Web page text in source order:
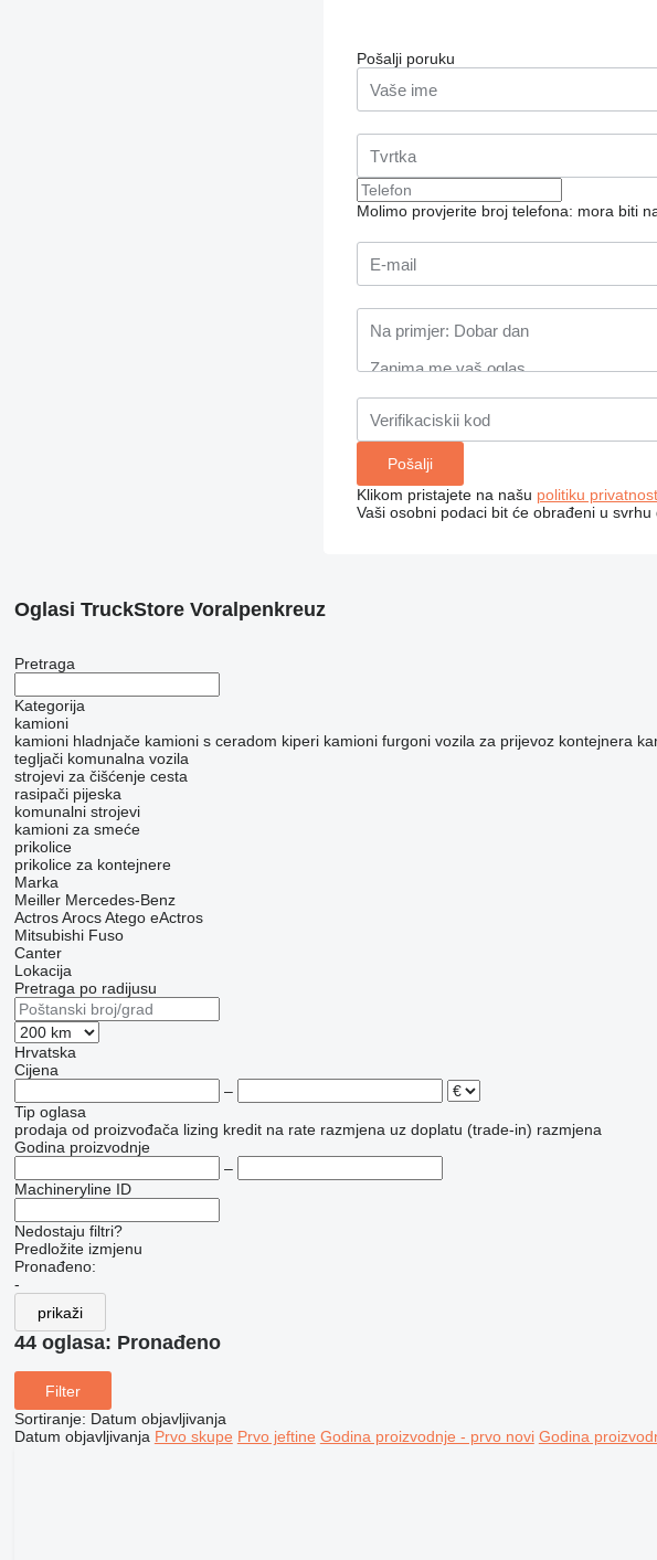
Pošalji poruku
Molimo provjerite broj telefona: mora biti
Klikom pristajete na našu politiku
Vaši osobni podaci bit će obrađeni u
Oglasi TruckStore Voralpenkreuz
Pretraga
Kategorija
kamioni
kamioni hladnjače kamioni s ceradom kiperi kamioni furgoni vozila za prijevoz kontejnera
tegljači komunalna vozila
strojevi za čišćenje cesta
rasipači pijeska
komunalni strojevi
kamioni za smeće
prikolice
prikolice za kontejnere
Marka
Meiller Mercedes-Benz
Actros Arocs Atego eActros
Mitsubishi Fuso
Canter
Lokacija
Pretraga po radijusu
Hrvatska
Cijena
–
Tip oglasa
prodaja od proizvođača lizing kredit na rate razmjena uz doplatu (trade-in) razmjena
Godina proizvodnje
–
Machineryline ID
Nedostaju filtri?
Predložite izmjenu
Pronađeno:
-
prikaži
44 oglasa: Pronađeno
Filter
Sortiranje: Datum objavljivanja
Datum objavljivanja Prvo skupe Prvo jeftine Godina proizvodnje - prvo novi Godina